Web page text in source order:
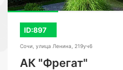
ID:897
Сочи, улица Ленина, 219уч6
АК "Фрегат"